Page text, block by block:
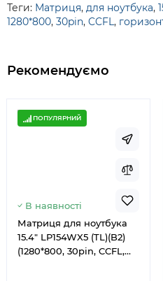
Теги: Матриця, для ноутбука,
1280*800, 30pin, CCFL,
Рекомендуємо
ПОПУЛЯРНИЙ
В наявності
Матриця для ноутбука
15.4" LP154WX5 (TL)(B2)
(1280*800, 30pin, CCFL,